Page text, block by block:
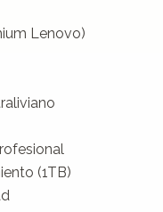
Lenovo)
(1TB)